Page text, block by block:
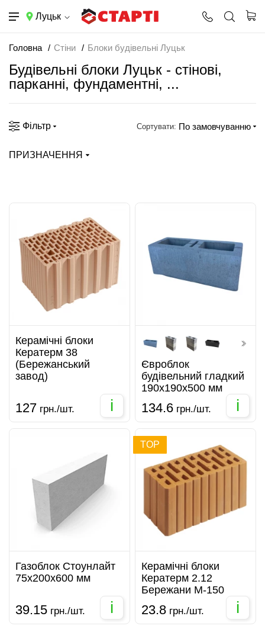
Луцьк
Головна Стіни Блоки будівельні Луцьк
Будівельні блоки Луцьк - стінові,
парканні, фундаментні, ...
Фільтр Сортувати: По замовчуванню
ПРИЗНАЧЕННЯ
Керамічні блоки
Кератерм 38
(Бережанський
завод)
127 грн./шт. i
Євроблок
будівельний гладкий
190х190х500 мм
134.6 грн./шт. i
Газоблок Стоунлайт
75х200х600 мм
39.15 грн./шт. i
TOP
Керамічні блоки
Кератерм 2.12
Бережани М-150
23.8 грн./шт. i